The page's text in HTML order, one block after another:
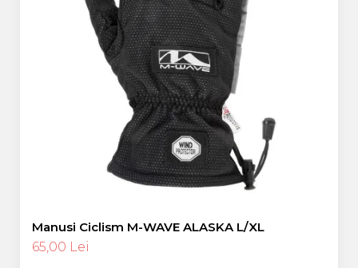
Manusi Ciclism M-WAVE ALASKA L/XL
65,00 Lei